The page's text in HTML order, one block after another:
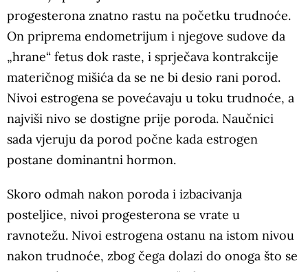
progesterona znatno rastu na početku trudnoće.
On priprema endometrijum i njegove sudove da
„hrane“ fetus dok raste, i sprječava kontrakcije
materičnog mišića da se ne bi desio rani porod.
Nivoi estrogena se povećavaju u toku trudnoće, a
najviši nivo se dostigne prije poroda. Naučnici
sada vjeruju da porod počne kada estrogen
postane dominantni hormon.
Skoro odmah nakon poroda i izbacivanja
posteljice, nivoi progesterona se vrate u
ravnotežu. Nivoi estrogena ostanu na istom nivou
nakon trudnoće, zbog čega dolazi do onoga što se